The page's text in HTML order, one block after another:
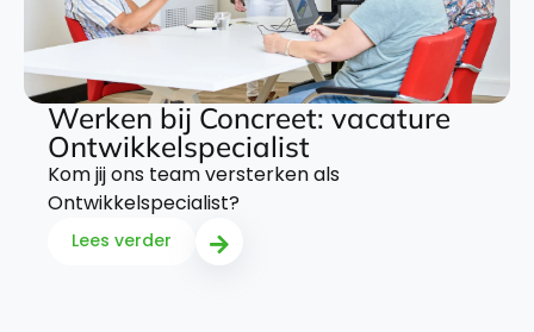
Werken bij Concreet: vacature
Ontwikkelspecialist
Kom jij ons team versterken als
Ontwikkelspecialist?
Lees verder